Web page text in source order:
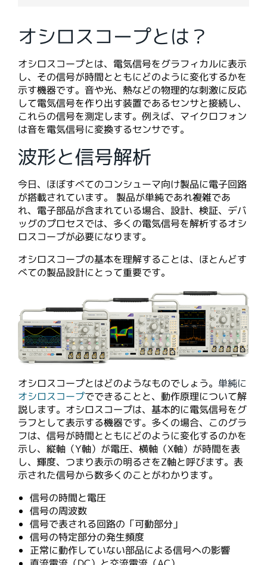
オシロスコープとは？
オシロスコープとは、電気信号をグラフィカルに表示
し、その信号が時間とともにどのように変化するかを
示す機器です。音や光、熱などの物理的な刺激に反応
して電気信号を作り出す装置であるセンサと接続し、
これらの信号を測定します。例えば、マイクロフォン
は音を電気信号に変換するセンサです。
波形と信号解析
今日、ほぼすべてのコンシューマ向け製品に電子回路
が搭載されています。 製品が単純であれ複雑であ
れ、電子部品が含まれている場合、設計、検証、デバ
ッグのプロセスでは、多くの電気信号を解析するオシ
ロスコープが必要になります。
オシロスコープの基本を理解することは、ほとんどす
べての製品設計にとって重要です。
オシロスコープとはどのようなものでしょう。 単純に
オシロスコープでできることと、動作原理について解
説します。オシロスコープは、基本的に電気信号をグ
ラフとして表示する機器です。多くの場合、このグラ
フは、信号が時間とともにどのように変化するのかを
示し、縦軸（Y軸）が電圧、横軸（X軸）が時間を表
し、輝度、つまり表示の明るさをZ軸と呼びます。表
示された信号から数多くのことがわかります。
信号の時間と電圧
信号の周波数
信号で表される回路の「可動部分」
信号の特定部分の発生頻度
正常に動作していない部品による信号への影響